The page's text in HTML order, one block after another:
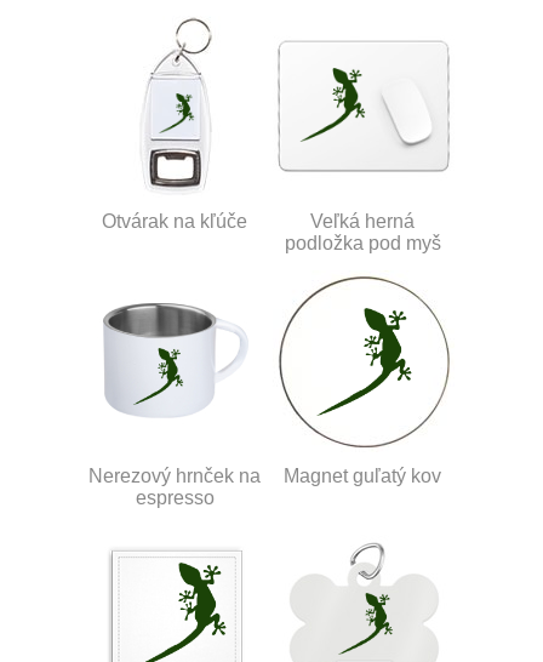
Otvárak na kľúče
Veľká herná
podložka pod myš
Nerezový hrnček na
espresso
Magnet guľatý kov